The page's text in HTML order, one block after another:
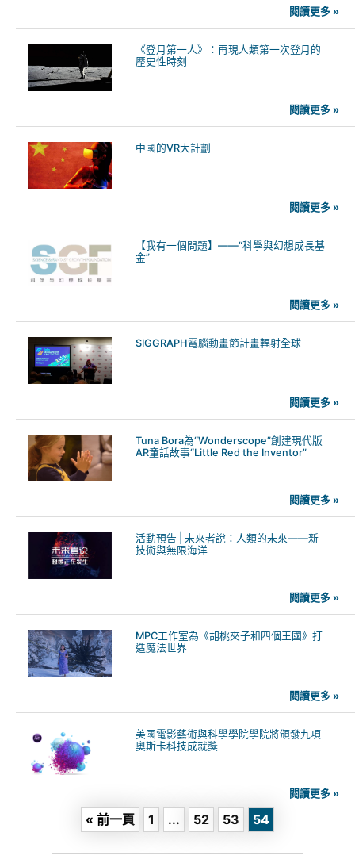
閱讀更多 »
《登月第一人》：再現人類第一次登月的
歷史性時刻
閱讀更多 »
中國的VR大計劃
閱讀更多 »
【我有一個問題】——“科學與幻想成長基
金”
閱讀更多 »
SIGGRAPH電腦動畫節計畫輻射全球
閱讀更多 »
Tuna Bora為“Wonderscope”創建現代版
AR童話故事“Little Red the Inventor”
閱讀更多 »
活動預告 | 未來者說：人類的未來——新
技術與無限海洋
閱讀更多 »
MPC工作室為《胡桃夾子和四個王國》打
造魔法世界
閱讀更多 »
美國電影藝術與科學學院學院將頒發九項
奧斯卡科技成就獎
閱讀更多 »
« 前一頁 1 ... 52 53 54